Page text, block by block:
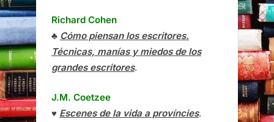
Richard Cohen
♣ Cómo piensan los escritores.
Técnicas, manías y miedos de los
grandes escritores.
J.M. Coetzee
♥ Escenes de la vida a províncies.